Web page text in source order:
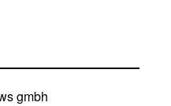
gmbh